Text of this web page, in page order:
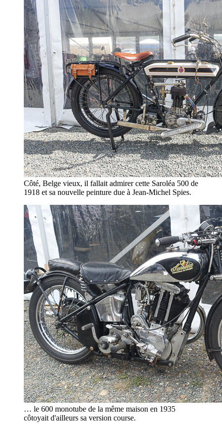
Côté, Belge vieux, il fallait admirer cette Saroléa 500 de
1918 et sa nouvelle peinture due à Jean-Michel Spies.
… le 600 monotube de la même maison en 1935
côtoyait d'ailleurs sa version course.